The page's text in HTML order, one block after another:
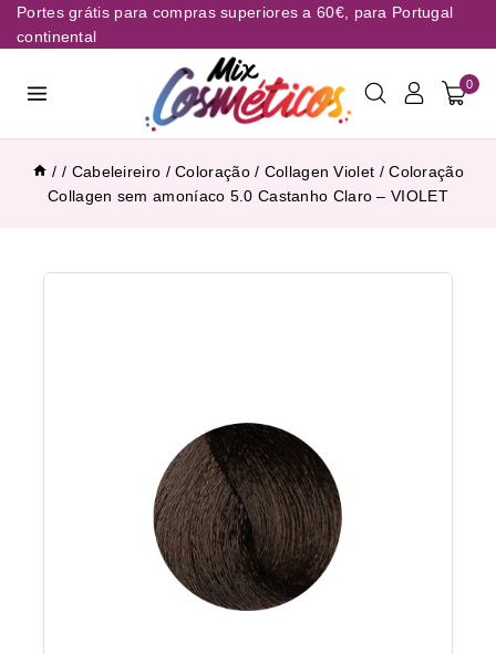
Portes grátis para compras superiores a 60€, para Portugal
continental
0
/ / Cabeleireiro / Coloração / Collagen Violet / Coloração
Collagen sem amoníaco 5.0 Castanho Claro – VIOLET